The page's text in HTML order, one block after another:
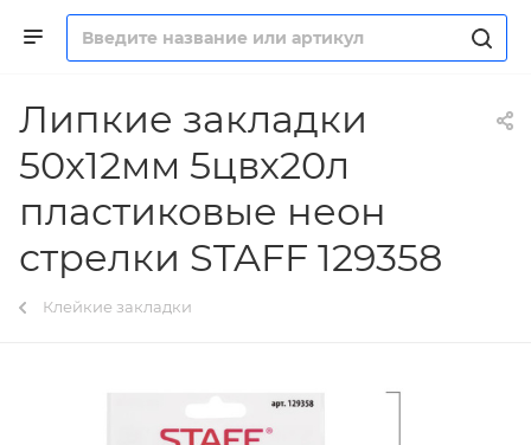
Липкие закладки
50х12мм 5цвх20л
пластиковые неон
стрелки STAFF 129358
Клейкие закладки